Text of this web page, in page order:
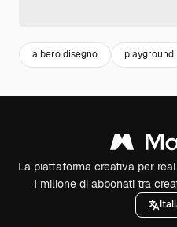
albero disegno playground
La piattaforma creativa per
1 milione di abbonati tra